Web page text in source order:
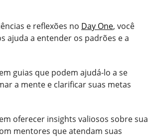
e reflexões no Day One, você
ajuda a entender os padrões e a
guias que podem ajudá-lo a se
a mente e clarificar suas metas
oferecer insights valiosos sobre sua
mentores que atendam suas